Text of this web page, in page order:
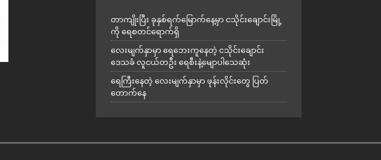
တာကျိုးပြီး ခုနှစ်ရက်မြောက်နေ့မှာ ငသိုင်းချောင်းမြို့
ကို ရေစတင်ရောက်ရှိ
လေးမျက်နှာမှာ ရေဘေးကူနေတဲ့ ငသိုင်းချောင်း
ဒေသခံ လူငယ်တဦး ရေစီးနဲ့မျောပါသေဆုံး
ရေကြီးနေတဲ့ လေးမျက်နှာမှာ ဖုန်းလိုင်းတွေ ပြတ်
တောက်နေ